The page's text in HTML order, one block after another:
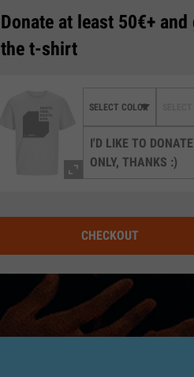
Donate at least 50€+ and
the t-shirt
I'D LIKE TO DONATE
ONLY, THANKS :)
CHECKOUT